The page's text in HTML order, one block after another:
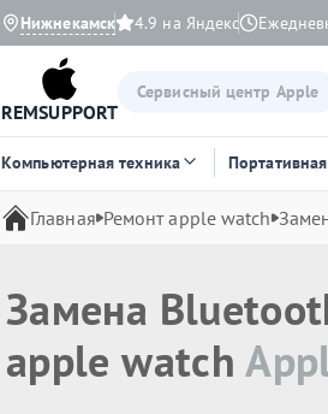
Нижнекамск 4.9 на Яндекс
REMSUPPORT
Сервисный центр Apple
Компьютерная техника
Главная Ремонт apple watch
Замена
apple watch